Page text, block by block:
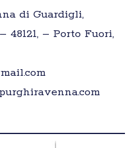
di Guardigli,
48121, – Porto Fuori,